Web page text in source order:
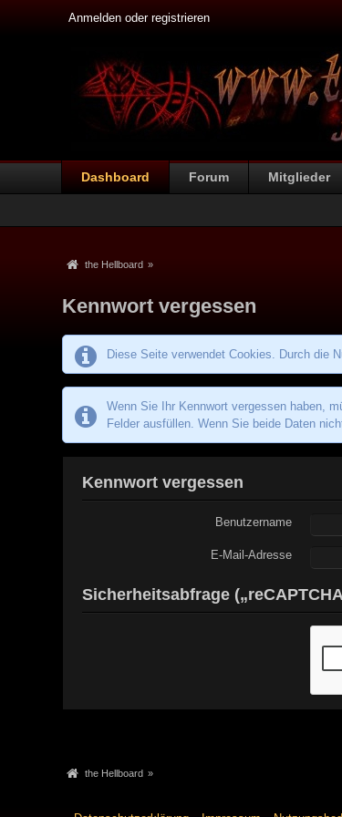
Anmelden oder registrieren
Dashboard Forum Mitglieder
the Hellboard »
Kennwort vergessen
Diese Seite verwendet Cookies. Durch die
Wenn Sie Ihr Kennwort vergessen haben,
Felder ausfüllen. Wenn Sie beide Daten
Kennwort vergessen
Benutzername
E-Mail-Adresse
Sicherheitsabfrage
the Hellboard »